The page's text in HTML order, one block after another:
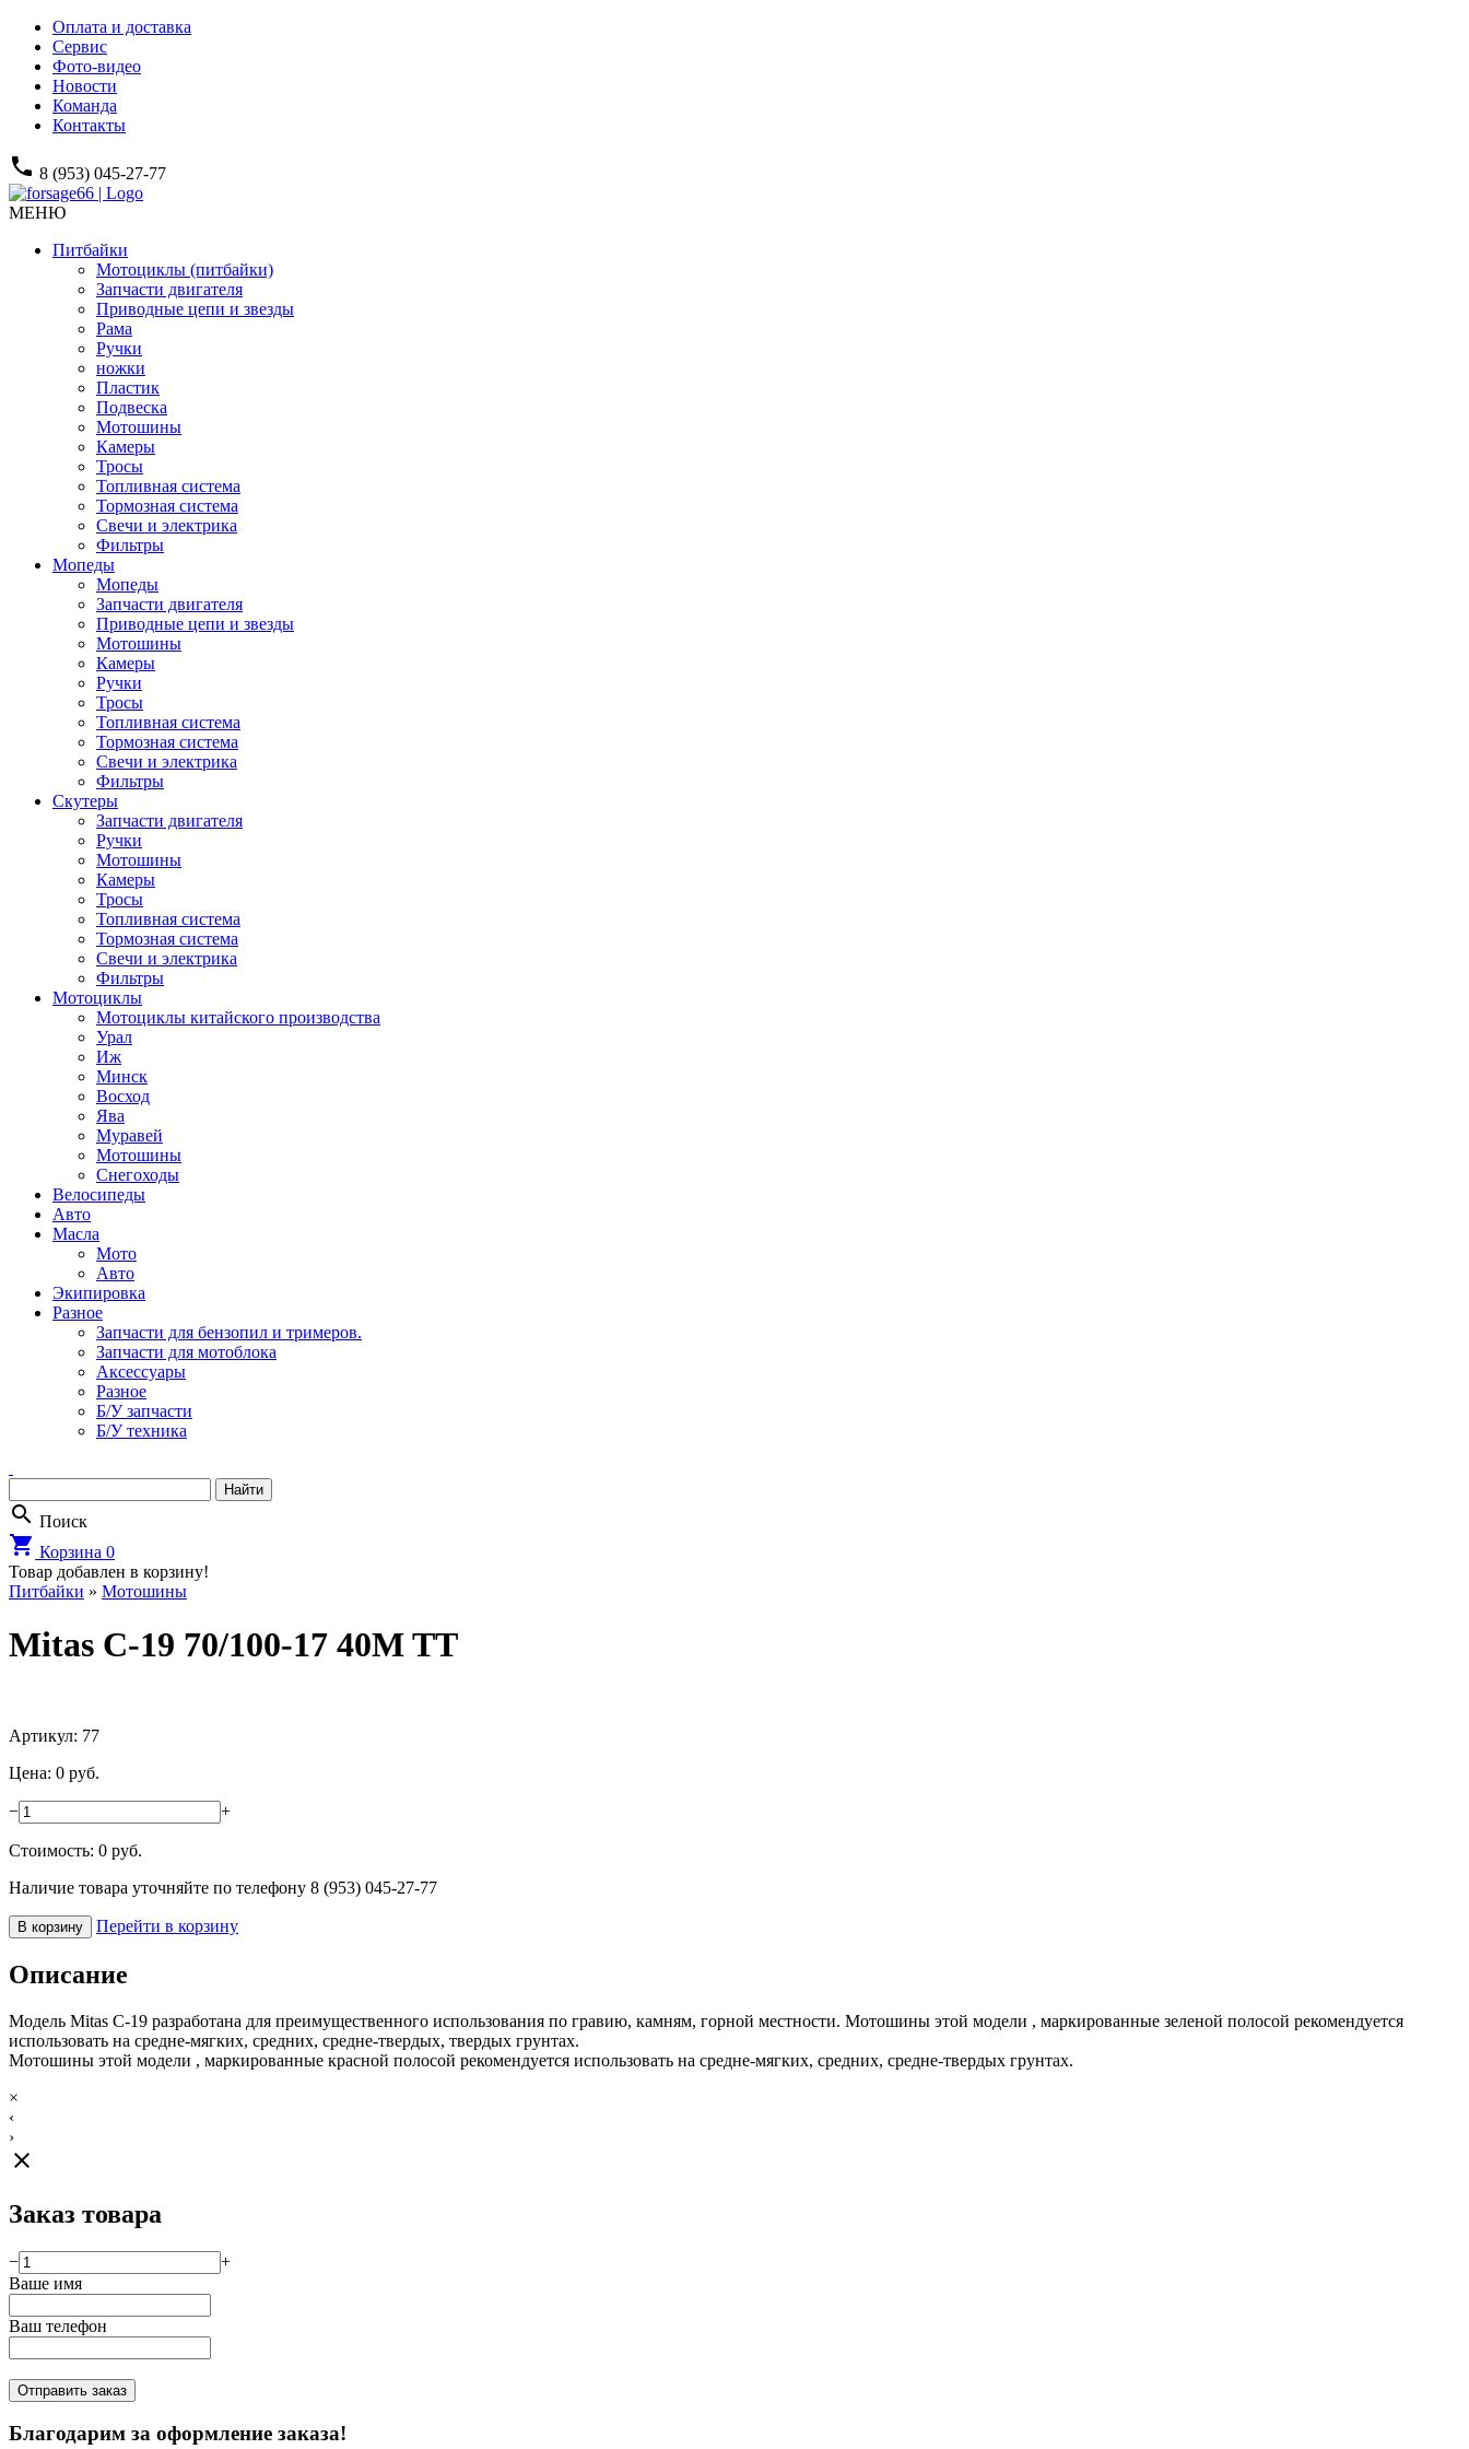
Оплата и доставка
Сервис
Фото-видео
Новости
Команда
Контакты
phone 8 (953) 045-27-77
МЕНЮ
Питбайки
Мотоциклы (питбайки)
Запчасти двигателя
Приводные цепи и звезды
Рама
Ручки
ножки
Пластик
Подвеска
Мотошины
Камеры
Тросы
Топливная система
Тормозная система
Свечи и электрика
Фильтры
Мопеды
Мопеды
Запчасти двигателя
Приводные цепи и звезды
Мотошины
Камеры
Ручки
Тросы
Топливная система
Тормозная система
Свечи и электрика
Фильтры
Cкутеры
Запчасти двигателя
Ручки
Мотошины
Камеры
Тросы
Топливная система
Тормозная система
Свечи и электрика
Фильтры
Мотоциклы
Мотоциклы китайского производства
Урал
Иж
Минск
Восход
Ява
Муравей
Мотошины
Снегоходы
Велосипеды
Авто
Масла
Мото
Авто
Экипировка
Разное
Запчасти для бензопил и тримеров.
Запчасти для мотоблока
Аксессуары
Разное
Б/У запчасти
Б/У техника
search Поиск
shopping_cart Корзина 0
Товар добавлен в корзину!
Питбайки » Мотошины
Mitas C-19 70/100-17 40M TT
Артикул: 77
Цена: 0 руб.
− +
Стоимость: 0 руб.
Наличие товара уточняйте по телефону 8 (953) 045-27-77
В корзину Перейти в корзину
Описание
Модель Mitas C-19 разработана для преимущественного использования по гравию, камням, горной местности. Мотошины этой модели , маркированные зеленой полосой рекомендуется
использовать на средне-мягких, средних, средне-твердых, твердых грунтах.
Мотошины этой модели , маркированные красной полосой рекомендуется использовать на средне-мягких, средних, средне-твердых грунтах.
×
‹
›
close
Заказ товара
−
+
Ваше имя
Ваш телефон
Отправить заказ
Благодарим за оформление заказа!